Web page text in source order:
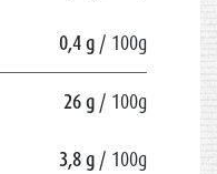
0,4 g / 100g
26 g / 100g
3,8 g / 100g